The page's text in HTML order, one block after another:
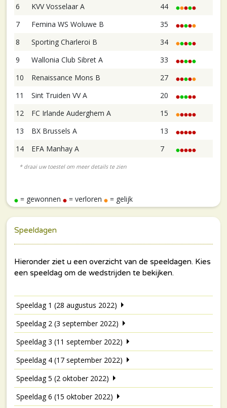
6
KVV Vosselaar A
44
7
Femina WS Woluwe B
35
8
Sporting Charleroi B
34
9
Wallonia Club Sibret A
33
10
Renaissance Mons B
27
11
Sint Truiden VV A
20
12
FC Irlande Auderghem A
15
13
BX Brussels A
13
14
EFA Manhay A 7
= gewonnen = verloren = gelijk
Speeldagen
Speeldag 1 (28 augustus 2022)
Speeldag 2 (3 september 2022)
Speeldag 3 (11 september 2022)
Speeldag 4 (17 september 2022)
Speeldag 5 (2 oktober 2022)
Speeldag 6 (15 oktober 2022)